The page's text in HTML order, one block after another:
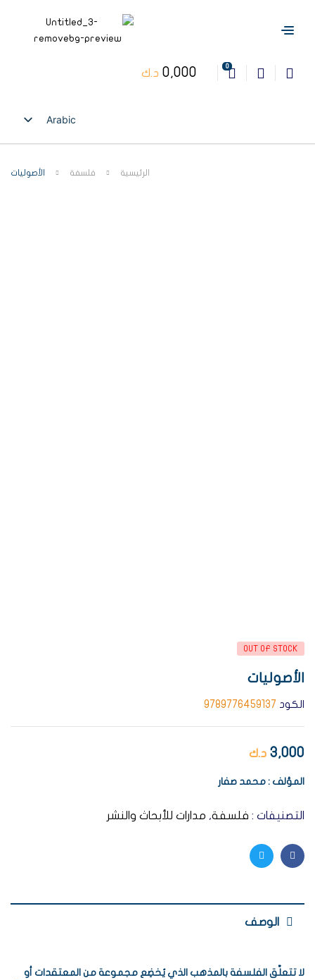
0
0,000 د.ك
Arabic
English
الرئيسية فلسفة الأصوليات
OUT OF STOCK
الأصوليات
الكود 9789776459137
3,000 د.ك
المؤلف : محمد صفار
التصنيفات : فلسفة, مدارات للأبحاث والنشر
Facebook
Twitter
الوصف
لا تتعلَّق الفلسفة بالمذهب الذي يُخضِع مجموعة من المعتقدات أو